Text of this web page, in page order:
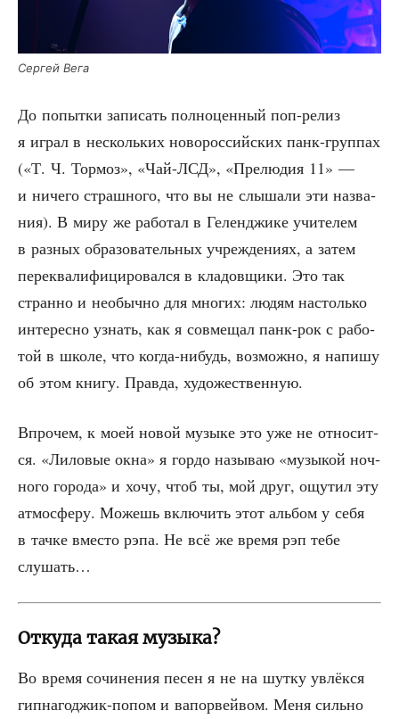
Сер­гей Вега
До попыт­ки запи­сать пол­но­цен­ный поп-релиз
я играл в несколь­ких ново­рос­сий­ских панк-груп­пах
(«Т. Ч. Тор­моз», «Чай-ЛСД», «Пре­лю­дия 11» —
и ниче­го страш­но­го, что вы не слы­ша­ли эти назва­
ния). В миру же рабо­тал в Гелен­джи­ке учи­те­лем
в раз­ных обра­зо­ва­тель­ных учре­жде­ни­ях, а затем
пере­ква­ли­фи­ци­ро­вал­ся в кла­дов­щи­ки. Это так
стран­но и необыч­но для мно­гих: людям настоль­ко
инте­рес­но узнать, как я сов­ме­щал панк-рок с рабо­
той в шко­ле, что когда-нибудь, воз­мож­но, я напи­шу
об этом кни­гу. Прав­да, художественную.
Впро­чем, к моей новой музы­ке это уже не отно­сит­
ся. «Лило­вые окна» я гор­до назы­ваю «музы­кой ноч­
но­го горо­да» и хочу, чтоб ты, мой друг, ощу­тил эту
атмо­сфе­ру. Можешь вклю­чить этот аль­бом у себя
в тач­ке вме­сто рэпа. Не всё же вре­мя рэп тебе
слушать…
Откуда такая музыка?
Во вре­мя сочи­не­ния песен я не на шут­ку увлёк­ся
гип­на­год­жик-попом и вапо­рвей­вом. Меня силь­но